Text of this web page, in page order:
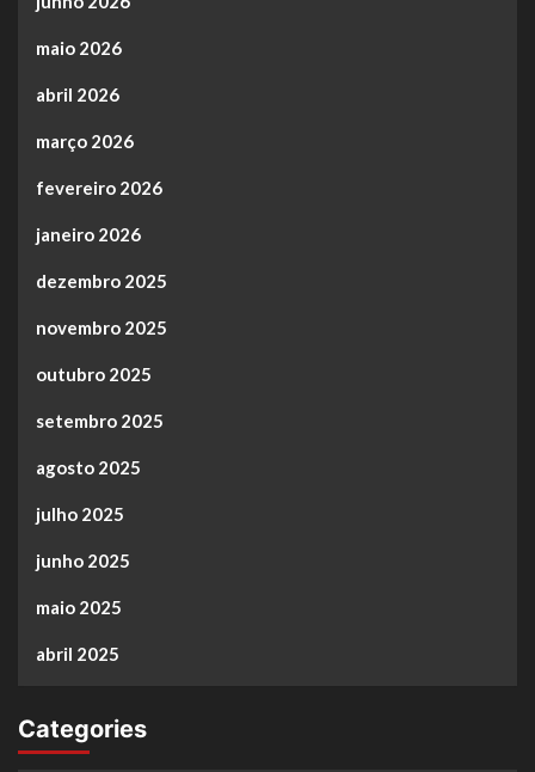
maio 2026
abril 2026
março 2026
fevereiro 2026
janeiro 2026
dezembro 2025
novembro 2025
outubro 2025
setembro 2025
agosto 2025
julho 2025
junho 2025
maio 2025
abril 2025
Categories